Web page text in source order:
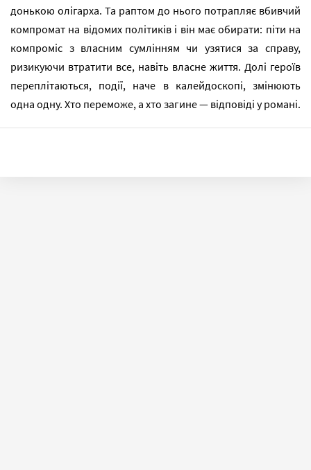
донькою олігарха. Та раптом до нього потрапляє вбивчий
компромат на відомих політиків і він має обирати: піти на
компроміс з власним сумлінням чи узятися за справу,
ризикуючи втратити все, навіть власне життя. Долі героїв
переплітаються, події, наче в калейдоскопі, змінюють
одна одну. Хто переможе, а хто загине — відповіді у романі.